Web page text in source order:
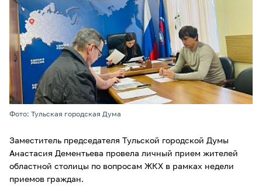
Фото: Тульская городская Дума
Заместитель председателя Тульской городской Думы
Анастасия Дементьева провела личный прием жителей
областной столицы по вопросам ЖКХ в рамках недели
приемов граждан.